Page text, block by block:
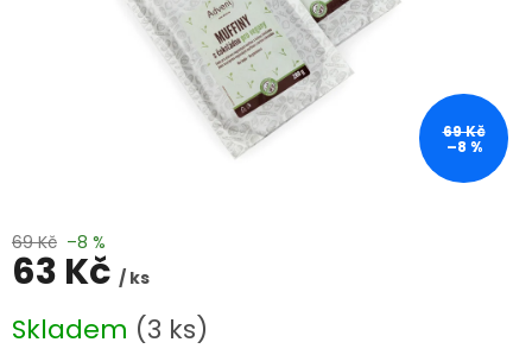
69 Kč
–8 %
69 Kč –8 %
63 Kč / ks
cena:
Skladem (3 ks)